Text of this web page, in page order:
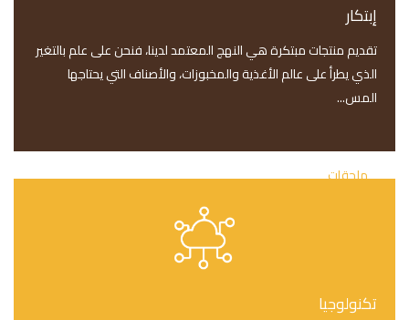
حوكمة الشركة
المساهمين الرئيسيين
اللجان
ملحقات
للأفراد
إبتكار
تقديم منتجات مبتكرة هي النهج المعتمد لدينا، فنحن على علم بالتغير
الذي يطرأ على عالم الأغذية والمخبوزات، والأصناف التي يحتاجها
المس...
تكنولوجيا